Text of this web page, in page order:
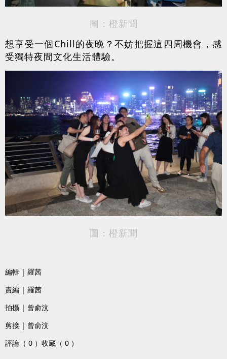
圖：橙新聞
想享受一個Chill的夜晚？不妨把握這四周機會，感
受獨特夜間文化生活體驗。
圖：橙新聞
編輯 | 羅茜
責編 | 羅茜
拍攝 | 曾俞汶
剪接 | 曾俞汶
評論（ 0 ） 收藏（ 0 ）